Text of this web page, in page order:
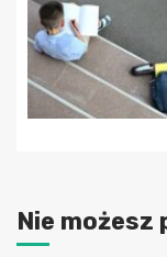
Nie możesz